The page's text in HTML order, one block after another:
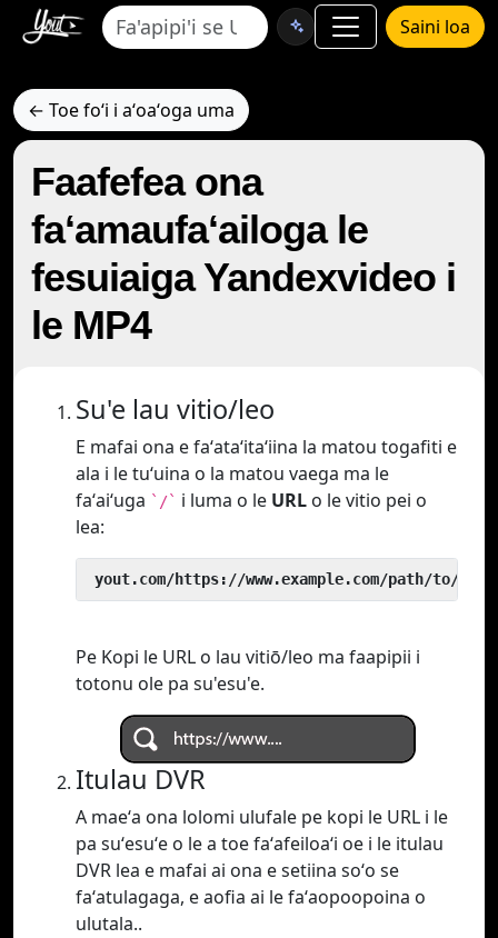
Saini loa
← Toe foʻi i aʻoaʻoga uma
Faafefea ona
faʻamaufaʻailoga le
fesuiaiga Yandexvideo i
le MP4
Su'e lau vitio/leo
E mafai ona e faʻataʻitaʻiina la matou togafiti e
ala i le tuʻuina o la matou vaega ma le
faʻaiʻuga `/` i luma o le URL o le vitio pei o
lea:
yout.com/https://www.example.com/path/to/
Pe Kopi le URL o lau vitiō/leo ma faapipii i
totonu ole pa su'esu'e.
Itulau DVR
A maeʻa ona lolomi ulufale pe kopi le URL i le
pa suʻesuʻe o le a toe faʻafeiloaʻi oe i le itulau
DVR lea e mafai ai ona e setiina soʻo se
faʻatulagaga, e aofia ai le faʻaopoopoina o
ulutala..